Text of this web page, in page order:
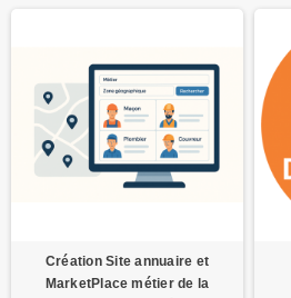
Création Site annuaire et
MarketPlace métier de la